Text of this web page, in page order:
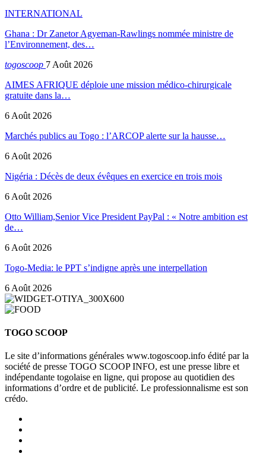
INTERNATIONAL
Ghana : Dr Zanetor Agyeman-Rawlings nommée ministre de
l’Environnement, des…
togoscoop 7 Août 2026
AIMES AFRIQUE déploie une mission médico-chirurgicale
gratuite dans la…
6 Août 2026
Marchés publics au Togo : l’ARCOP alerte sur la hausse…
6 Août 2026
Nigéria : Décès de deux évêques en exercice en trois mois
6 Août 2026
Otto William,Senior Vice President PayPal : « Notre ambition est
de…
6 Août 2026
Togo-Media: le PPT s’indigne après une interpellation
6 Août 2026
TOGO SCOOP
Le site d’informations générales www.togoscoop.info édité par la
société de presse TOGO SCOOP INFO, est une presse libre et
indépendante togolaise en ligne, qui propose au quotidien des
informations d’ordre et de publicité. Le professionnalisme est son
crédo.